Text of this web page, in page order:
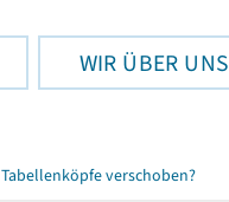
WIR ÜBER UNS
Tabellenköpfe verschoben?